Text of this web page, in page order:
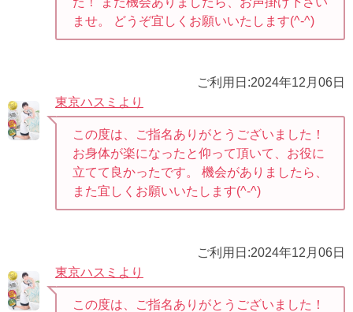
ませ。 どうぞ宜しくお願いいたします⁠(⁠^⁠-⁠^⁠)
ご利用日:2024年12月06日
東京ハスミより
この度は、ご指名ありがとうございました！
お身体が楽になったと仰って頂いて、お役に
立てて良かったです。 機会がありましたら、
また宜しくお願いいたします⁠(⁠^⁠-⁠^⁠)
ご利用日:2024年12月06日
東京ハスミより
この度は、ご指名ありがとうございました！